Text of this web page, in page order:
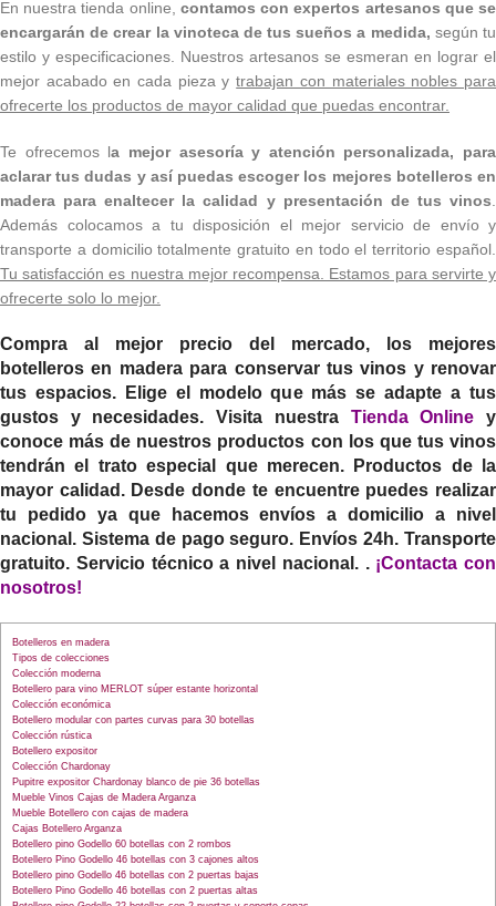
En nuestra tienda online, contamos con expertos artesanos que se
encargarán de crear la vinoteca de tus sueños a medida, según tu
estilo y especificaciones. Nuestros artesanos se esmeran en lograr el
mejor acabado en cada pieza ytrabajan con materiales nobles para
ofrecerte los productos de mayor calidad que puedas encontrar.
Te ofrecemos la mejor asesoría y atención personalizada, para
aclarar tus dudas y así puedas escoger los mejores botelleros en
madera para enaltecer la calidad y presentación de tus vinos
Además colocamos a tu disposición el mejor servicio de envío y
transporte a domicilio totalmente gratuito en todo el territorio español.
Tu satisfacción es nuestra mejor recompensa. Estamos para servirte y
ofrecerte solo lo mejor.
Compra al mejor precio del mercado, los mejores
botelleros en madera para conservar tus vinos y renovar
tus espacios. Elige el modelo que más se adapte a tus
gustos y necesidades. Visita nuestra Tienda Online y
conoce más de nuestros productos con los que tus vinos
tendrán el trato especial que merecen. Productos de la
mayor calidad. Desde donde te encuentre puedes realizar
tu pedido ya que hacemos envíos a domicilio a nivel
nacional. Sistema de pago seguro. Envíos 24h. Transporte
gratuito. Servicio técnico a nivel nacional. . ¡Contacta con
nosotros!
Botelleros en madera
Tipos de colecciones
Colección moderna
Botellero para vino MERLOT súper estante horizontal
Colección económica
Botellero modular con partes curvas para 30 botellas
Colección rústica
Botellero expositor
Colección Chardonay
Pupitre expositor Chardonay blanco de pie 36 botellas
Mueble Vinos Cajas de Madera Arganza
Mueble Botellero con cajas de madera
Cajas Botellero Arganza
Botellero pino Godello 60 botellas con 2 rombos
Botellero Pino Godello 46 botellas con 3 cajones altos
Botellero pino Godello 46 botellas con 2 puertas bajas
Botellero Pino Godello 46 botellas con 2 puertas altas